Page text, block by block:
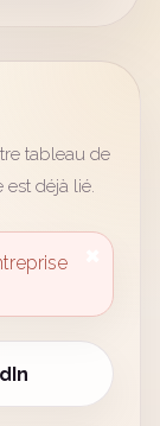
tableau de
déjà lié.